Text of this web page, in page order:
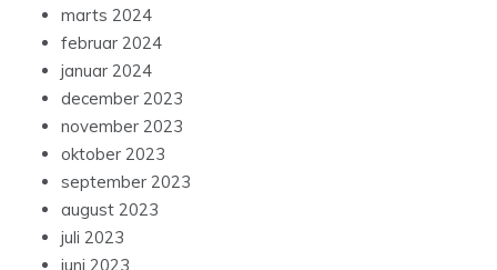
marts 2024
februar 2024
januar 2024
december 2023
november 2023
oktober 2023
september 2023
august 2023
juli 2023
juni 2023